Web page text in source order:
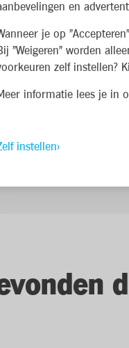
en
je op
"Weigeren" worden
zelf instellen?
informatie lees je in
instellen